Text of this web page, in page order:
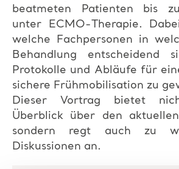
beatmeten Patienten bis
unter ECMO-Therapie.
welche Fachpersonen in
Behandlung entscheidend
Protokolle und Abläufe für
sichere Frühmobilisation zu
Dieser Vortrag bietet
Überblick über den aktuellen
sondern regt auch zu
Diskussionen an.